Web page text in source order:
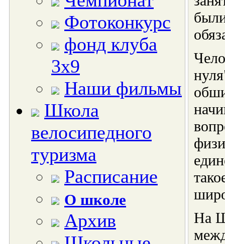
Фотоконкурс
фонд клуба
3х9
Наши фильмы
Школа
велосипедного
туризма
Расписание
О школе
Архив
На